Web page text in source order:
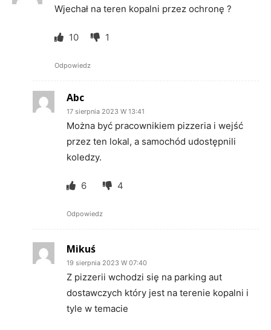
Wjechał na teren kopalni przez ochronę ?
10 1
Odpowiedz
Abc
17 sierpnia 2023 W 13:41
Można być pracownikiem pizzeria i wejść
przez ten lokal, a samochód udostępnili
koledzy.
6 4
Odpowiedz
Mikuś
19 sierpnia 2023 W 07:40
Z pizzerii wchodzi się na parking aut
dostawczych który jest na terenie kopalni i
tyle w temacie